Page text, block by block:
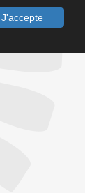
J'accepte